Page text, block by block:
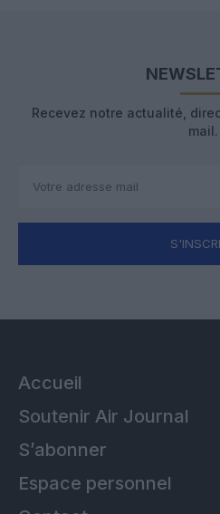
Recevez notre actualité,
mail.
Accueil
Soutenir Air Journal
S’abonner
Espace personnel